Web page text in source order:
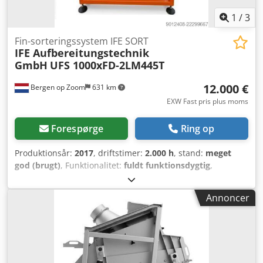
1 /3
Bergen op Zoom 631 km
Fin-sorteringssystem IFE SORT
IFE Aufbereitungstechnik
GmbH UFS 1000xFD-2LM445T
12.000 €
EXW Fast pris plus moms
Forespørge Ring op
Produktionsår: 2017, driftstimer: 2.000 h, stand: meget
god (brugt), Funktionalitet: fuldt funktionsdygtig,
51N292010-01
sorteringsmaskine, der anvender et fluidiseret lejesystem
til at sortere fint, tørt bulkmateriale efter densitet. Denne
luftseparationsmaskine fungerer ved hjælp af en
kombination af vibration og luftteknologi. Tunge partikler
løftes opad ved hjælp af vibration, mens lette
komponenter holdes svævende ved hjælp af tilført luft og
Annoncer